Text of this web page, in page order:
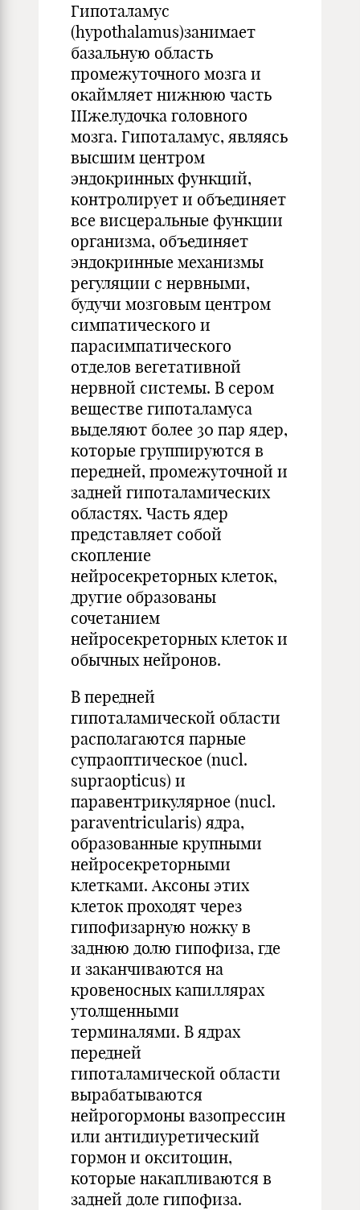
Гипоталамус
(hypothalamus)занимает
базальную область
промежуточного мозга и
окаймляет нижнюю часть
IIIжелудочка головного
мозга. Гипоталамус, являясь
высшим центром
эндокринных функций,
контролирует и объединяет
все висцеральные функции
организма, объединяет
эндокринные механизмы
регуляции с нервными,
будучи мозговым центром
симпатического и
парасимпатического
отделов вегетативной
нервной системы. В сером
веществе гипоталамуса
выделяют более 30 пар ядер,
которые группируются в
передней, промежуточной и
задней гипоталамических
областях. Часть ядер
представляет собой
скопление
нейросекреторных клеток,
другие образованы
сочетанием
нейросекреторных клеток и
обычных нейронов.
В передней
гипоталамической области
располагаются парные
супраоптическое (nucl.
supraopticus) и
паравентрикулярное (nucl.
paraventricularis) ядра,
образованные крупными
нейросекреторными
клетками. Аксоны этих
клеток проходят через
гипофизарную ножку в
заднюю долю гипофиза, где
и заканчиваются на
кровеносных капиллярах
утолщенными
терминалями. В ядрах
передней
гипоталамической области
вырабатываются
нейрогормоны вазопрессин
или антидиуретический
гормон и окситоцин,
которые накапливаются в
задней доле гипофиза.